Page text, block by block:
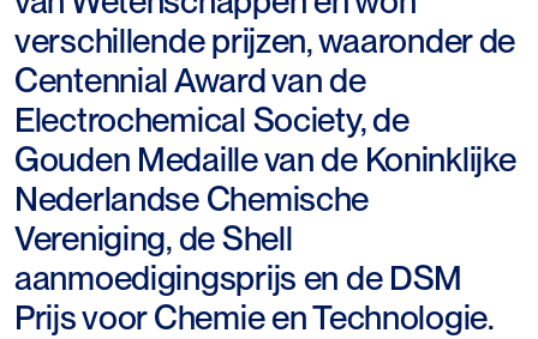
verschillende prijzen, waaronder de
Centennial Award van de
Electrochemical Society, de
Gouden Medaille van de Koninklijke
Nederlandse Chemische
Vereniging, de Shell
aanmoedigingsprijs en de DSM
Prijs voor Chemie en Technologie.